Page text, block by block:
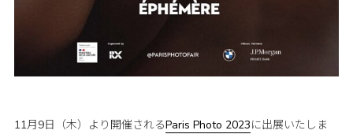
11月9日（木）より開催されるParis Photo 2023に出展いたしま